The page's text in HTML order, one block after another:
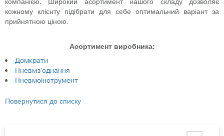
кожному клієнту підібрати для себе оптимальний варіант за
прийнятною ціною.
Асортимент виробника:
Домкрати
Пневмз'єднання
Пневмоінструмент
Повернутися до списку